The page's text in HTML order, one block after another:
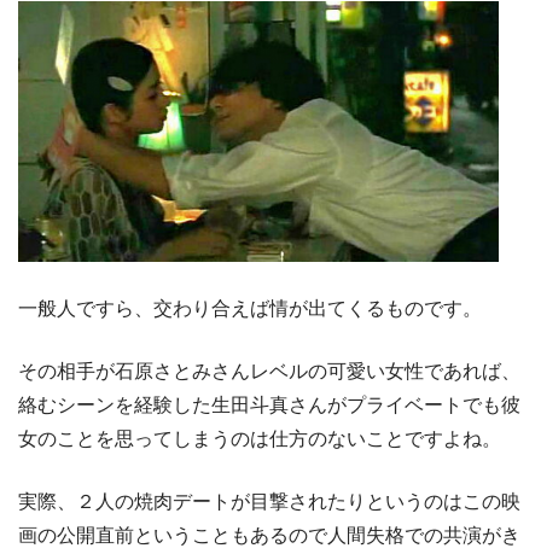
一般人ですら、交わり合えば情が出てくるものです。
その相手が石原さとみさんレベルの可愛い女性であれば、
絡むシーンを経験した生田斗真さんがプライベートでも彼
女のことを思ってしまうのは仕方のないことですよね。
実際、２人の焼肉デートが目撃されたりというのはこの映
画の公開直前ということもあるので人間失格での共演がき